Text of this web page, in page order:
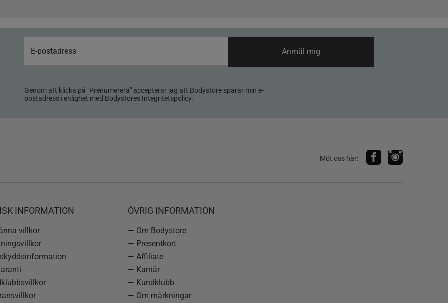
Genom att klicka på "Prenumerera" accepterar jag att Bodystore sparar min e-
postadress i enlighet med Bodystores Integritetspolicy.
Anmäl mig
Möt oss här:
INFORMATION
villkor
ÖVRIG INFORMATION
— Om Bodystore
— Presentkort
— Affiliate
— Karriär
— Kundklubb
— Om märkningar